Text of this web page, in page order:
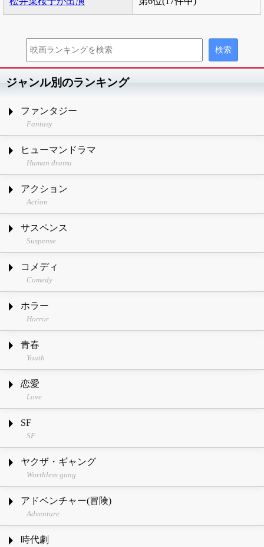
ジャンル別のランキング
ファンタジー
Fantasy
ヒューマンドラマ
Human drama
アクション
Action
サスペンス
Suspense
コメディ
Comedy
ホラー
Horror
青春
Youth
恋愛
Love
SF
SF
ヤクザ・ギャング
Worthless gang
アドベンチャー(冒険)
Adventure
時代劇